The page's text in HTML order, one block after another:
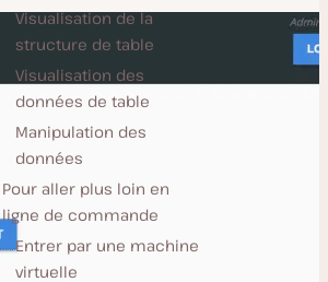
Visualisation de la
structure de table
Visualisation des
données de table
Manipulation des
données
Pour aller plus loin en
ligne de commande
Entrer par une machine
virtuelle